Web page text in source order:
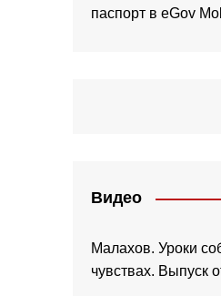
паспорт в eGov
Видео
Малахов. Уроки
чувствах. Выпуск